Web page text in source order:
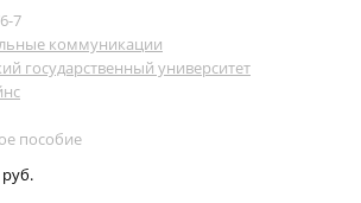
7
коммуникации
государственный университет
пособие
руб.